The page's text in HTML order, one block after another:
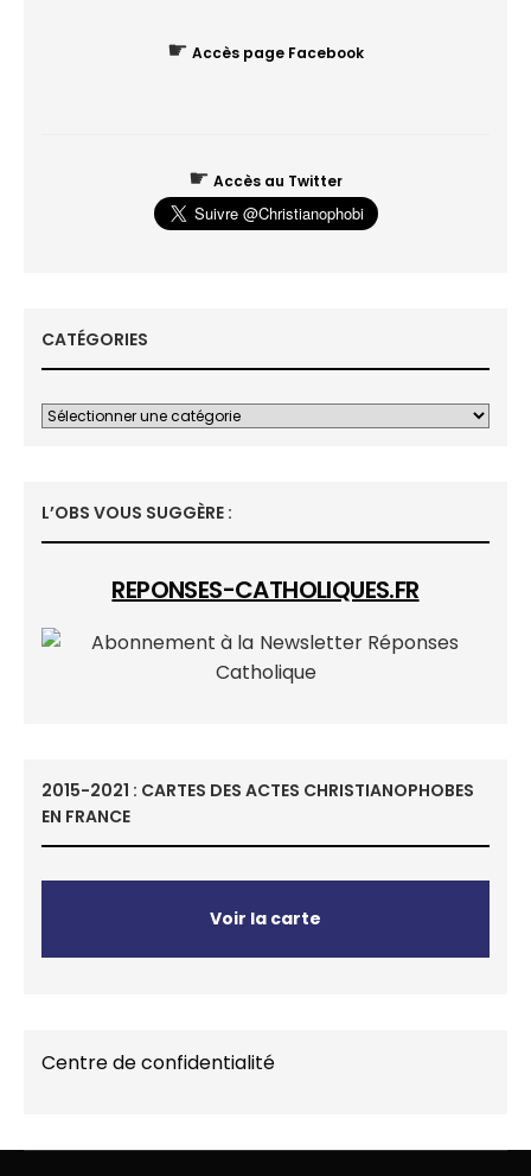
☛ Accès page Facebook
☛ Accès au Twitter
CATÉGORIES
L’OBS VOUS SUGGÈRE :
REPONSES-CATHOLIQUES.FR
2015-2021 : CARTES DES ACTES CHRISTIANOPHOBES
EN FRANCE
Voir la carte
Centre de confidentialité